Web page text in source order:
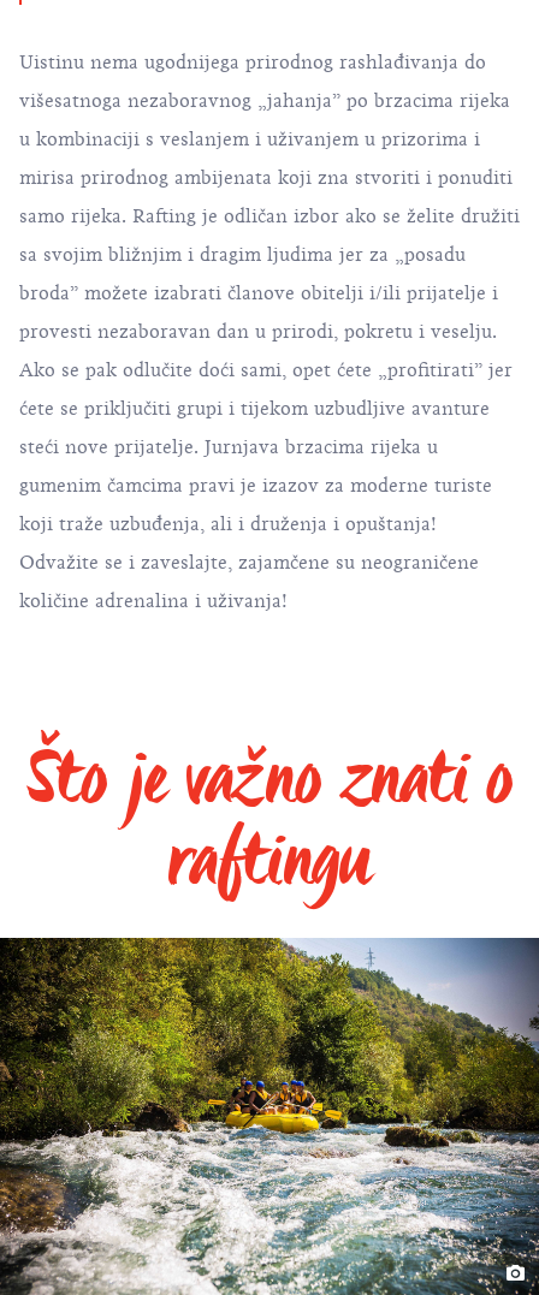
Uistinu nema ugodnijega prirodnog rashlađivanja do
višesatnoga nezaboravnog „jahanja” po brzacima rijeka
u kombinaciji s veslanjem i uživanjem u prizorima i
mirisa prirodnog ambijenata koji zna stvoriti i ponuditi
samo rijeka. Rafting je odličan izbor ako se želite družiti
sa svojim bližnjim i dragim ljudima jer za „posadu
broda” možete izabrati članove obitelji i/ili prijatelje i
provesti nezaboravan dan u prirodi, pokretu i veselju.
Ako se pak odlučite doći sami, opet ćete „profitirati” jer
ćete se priključiti grupi i tijekom uzbudljive avanture
steći nove prijatelje. Jurnjava brzacima rijeka u
gumenim čamcima pravi je izazov za moderne turiste
koji traže uzbuđenja, ali i druženja i opuštanja!
Odvažite se i zaveslajte, zajamčene su neograničene
količine adrenalina i uživanja!
Što je važno znati o
raftingu